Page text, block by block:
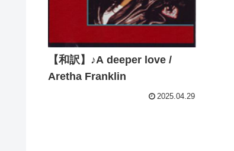
【和訳】♪A deeper love /
Aretha Franklin
2025.04.29